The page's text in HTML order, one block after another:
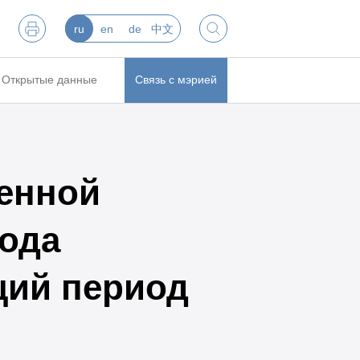
ru en de 中文
Открытые данные Связь с мэрией
период